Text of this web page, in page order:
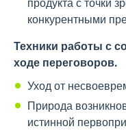
конкурентными
Техники работы с
ходе переговоров.
Уход от
Природа
истинной